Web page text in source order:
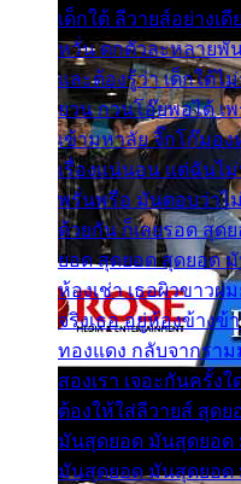
เด็กใต้ ลีวายส์อย่างเ
หวั่น ตกตัวละหลายพั
และต้องรู้ว่า เด็กใต้ไ
ยวน กวนโอ๊ยพอได้ เ
เข้ามหาลัย จิ๊กโก๊มอ
เรื่องแน่นอน แต่ฉันไ
พรั่นพรือ มันตอบว่าไม่
ด้วยกัน ก็เลยรอด สุด
ยอด สุดยอด สุดยอด
ห้องเช่า เธอผิวขาวผ
จริงเธอ อยู่ห้องข้างข้
ทองแดง กลับจากรา
สองเรา เจอะกันครั้ง
ต้องให้ใส่ลีวายส์ สุด
มันสุดยอด มันสุดยอ
มันสุดยอด มันสุดยอด